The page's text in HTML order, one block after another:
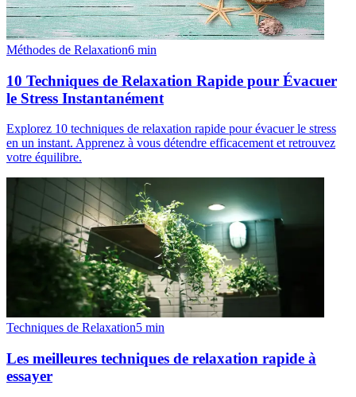
Méthodes de Relaxation6 min
10 Techniques de Relaxation Rapide pour Évacuer
le Stress Instantanément
Explorez 10 techniques de relaxation rapide pour évacuer le stress
en un instant. Apprenez à vous détendre efficacement et retrouvez
votre équilibre.
Techniques de Relaxation5 min
Les meilleures techniques de relaxation rapide à
essayer